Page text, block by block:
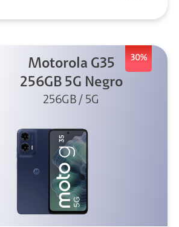
30%
Motorola G35
256GB 5G Negro
256GB / 5G